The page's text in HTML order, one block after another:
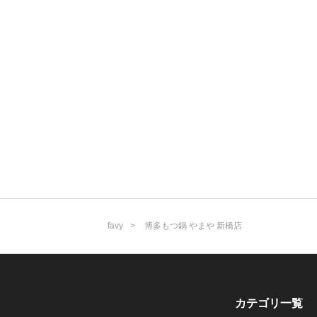
favy 博多もつ鍋 やまや 新橋店
カテゴリ一覧